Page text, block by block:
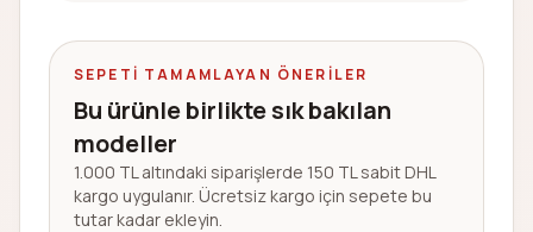
SEPETI TAMAMLAYAN ÖNERILER
Bu ürünle birlikte sık bakılan
modeller
1.000 TL altındaki siparişlerde 150 TL sabit DHL
kargo uygulanır. Ücretsiz kargo için sepete bu
tutar kadar ekleyin.